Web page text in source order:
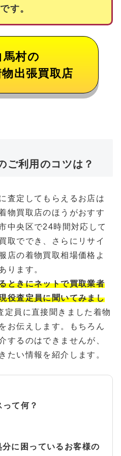
す。
馬村の
出張買取店
ご利用のコツは？
査定してもらえるお店は
物買取店のほうがおすす
中央区で24時間対応して
取ででき、さらにリサイ
店の着物買取相場価格よ
ります。
ときにネットで買取業者
役査定員に聞いてみまし
定員に直接聞きました着物
お伝えします。もちろん
するのはできませんが、
たい情報を紹介します。
て何？
に困っているお客様の